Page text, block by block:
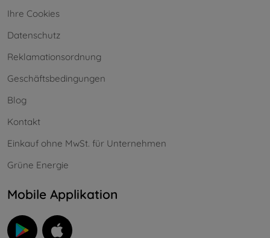
Ihre Cookies
Datenschutz
Reklamationsordnung
Geschäftsbedingungen
Blog
Kontakt
Einkauf ohne MwSt. für Unternehmen
Grüne Energie
Mobile Applikation